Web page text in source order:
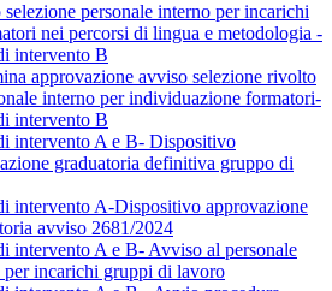
personale interno per incarichi
nei percorsi di lingua e metodologia -
intervento B
approvazione avviso selezione rivolto
interno per individuazione formatori-
intervento B
intervento A e B- Dispositivo
graduatoria definitiva gruppo di
intervento A-Dispositivo approvazione
avviso 2681/2024
intervento A e B- Avviso al personale
per incarichi gruppi di lavoro